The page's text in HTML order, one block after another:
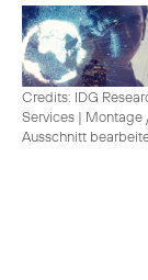
Credits: IDG
Services | Montage
Ausschnitt